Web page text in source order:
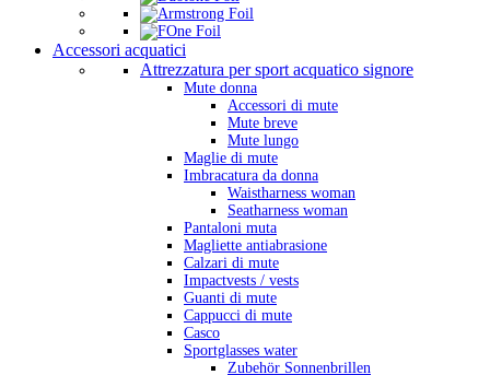
Accessori acquatici
Attrezzatura per sport acquatico signore
Mute donna
Accessori di mute
Mute breve
Mute lungo
Maglie di mute
Imbracatura da donna
Waistharness woman
Seatharness woman
Pantaloni muta
Magliette antiabrasione
Calzari di mute
Impactvests / vests
Guanti di mute
Cappucci di mute
Casco
Sportglasses water
Zubehör Sonnenbrillen